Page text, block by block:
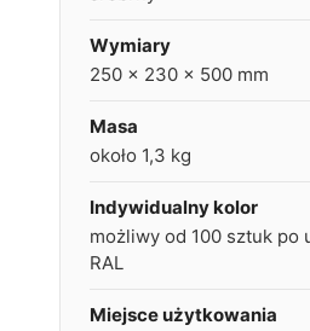
Wymiary
250 × 230 × 500 mm
Masa
około 1,3 kg
Indywidualny kolor
możliwy od 100 sztuk po
RAL
Miejsce użytkowania